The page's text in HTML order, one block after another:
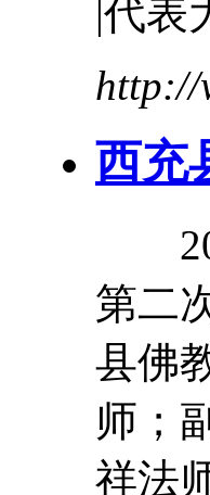
代表
http://
西充
第二
县佛
师；
祥法